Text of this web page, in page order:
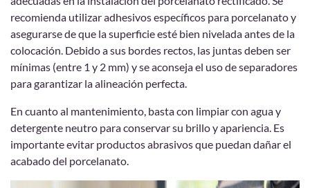
recomienda utilizar adhesivos específicos para porcelanato y
asegurarse de que la superficie esté bien nivelada antes de la
colocación. Debido a sus bordes rectos, las juntas deben ser
mínimas (entre 1 y 2 mm) y se aconseja el uso de separadores
para garantizar la alineación perfecta.
En cuanto al mantenimiento, basta con limpiar con agua y
detergente neutro para conservar su brillo y apariencia. Es
importante evitar productos abrasivos que puedan dañar el
acabado del porcelanato.